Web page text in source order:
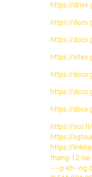
https://
https://
https://
https://
https://
https://
https://
https://
https://
https://
thang-12-
----p-kh--ng-